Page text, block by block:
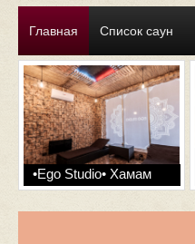
Главная Список саун
•Ego Studio• Хамам